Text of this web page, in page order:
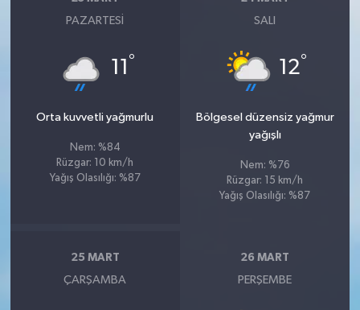
PAZARTESI
11 °
Orta kuvvetli yağmurlu
Nem: %84
Rüzgar: 10 km/h
Yağış Olasılığı: %87
SALI
12°
Bölgesel düzensiz yağmur
yağışlı
Nem: %76
Rüzgar: 15 km/h
Yağış Olasılığı: %87
25 MART
ÇARŞAMBA
26 MART
PERŞEMBE